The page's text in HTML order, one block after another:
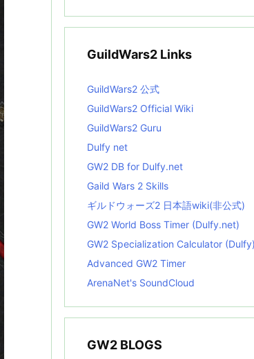
GuildWars2 Links
GuildWars2 公式
GuildWars2 Official Wiki
GuildWars2 Guru
Dulfy net
GW2 DB for Dulfy.net
Gaild Wars 2 Skills
ギルドウォーズ2 日本語wiki(非公式)
GW2 World Boss Timer (Dulfy.net)
GW2 Specialization Calculator (Dulfy)
Advanced GW2 Timer
ArenaNet's SoundCloud
GW2 BLOGS